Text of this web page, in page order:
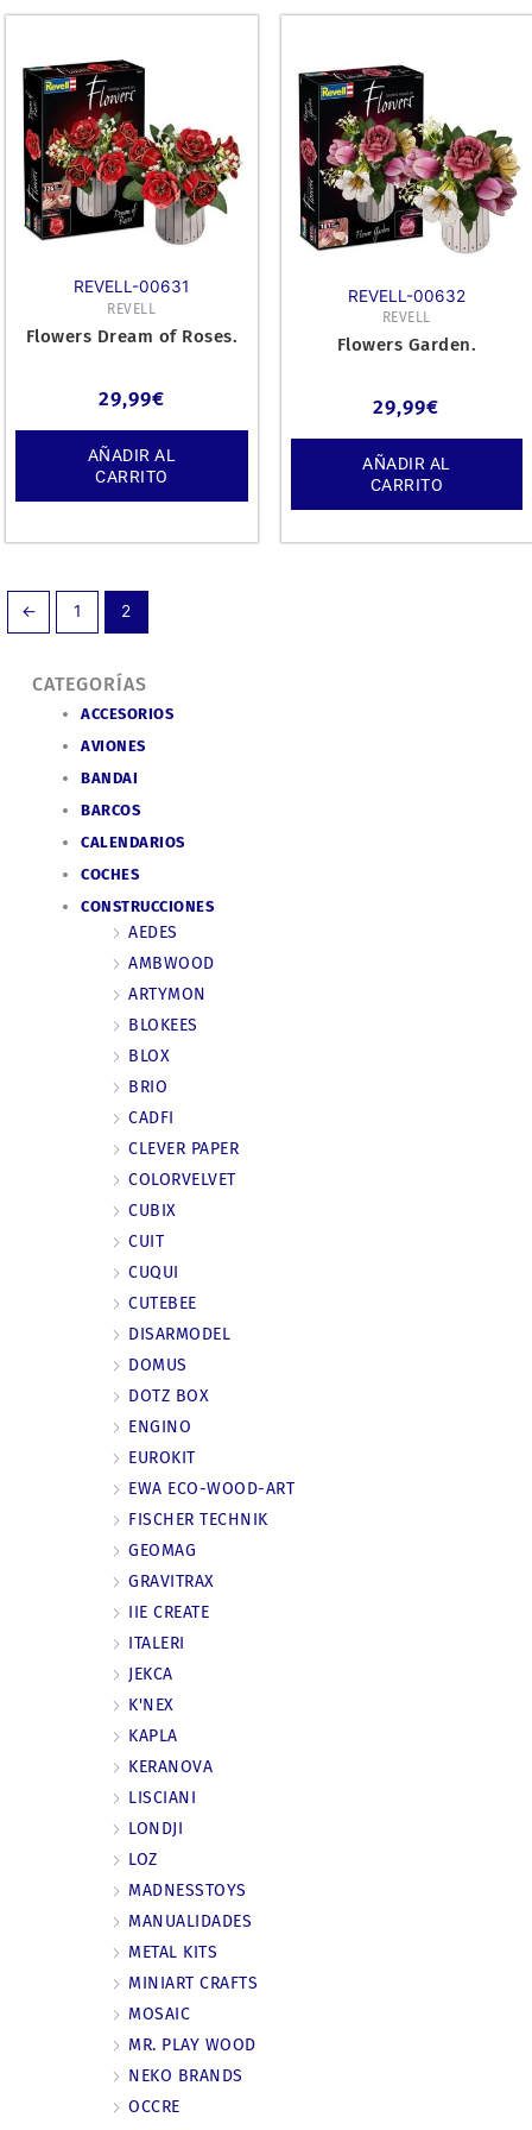
CATEGORÍAS
ACCESORIOS
AVIONES
BANDAI
BARCOS
CALENDARIOS
COCHES
CONSTRUCCIONES
AEDES
AMBWOOD
ARTYMON
BLOKEES
BLOX
BRIO
CADFI
CLEVER PAPER
COLORVELVET
CUBIX
CUIT
CUQUI
CUTEBEE
DISARMODEL
DOMUS
DOTZ BOX
ENGINO
EUROKIT
EWA ECO-WOOD-ART
FISCHER TECHNIK
GEOMAG
GRAVITRAX
IIE CREATE
ITALERI
JEKCA
K'NEX
KAPLA
KERANOVA
LISCIANI
LONDJI
LOZ
MADNESSTOYS
MANUALIDADES
METAL KITS
MINIART CRAFTS
MOSAIC
MR. PLAY WOOD
NEKO BRANDS
OCCRE
REVELL-00631
REVELL
Flowers Dream of Roses.
29,99€
AÑADIR AL
CARRITO
REVELL-00632
REVELL
Flowers Garden.
29,99€
AÑADIR AL
CARRITO
← 1 2